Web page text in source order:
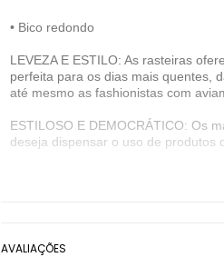
• Bico redondo
LEVEZA E ESTILO: As rasteiras
perfeita para os dias mais quentes,
até mesmo as fashionistas com
ESTILOSO E DEMOCRÁTICO: Os
deseja dispensar o uso de produtos
Sobre a marca: A Santa Lolla
AVALIAÇÕES